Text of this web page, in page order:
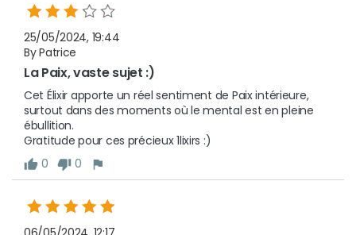
25/05/2024, 19:44
By Patrice
La Paix, vaste sujet :)
Cet Élixir apporte un réel sentiment de Paix intérieure,
surtout dans des moments où le mental est en pleine
ébullition.
Gratitude pour ces précieux 1lixirs :)
0
0